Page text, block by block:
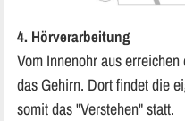
4. Hör­ver­ar­bei­tung
Vom In­nen­ohr aus
das Ge­hirn. Dort fin­det die
somit das "Ver­ste­hen" statt.